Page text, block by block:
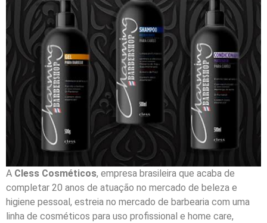
A Cless Cosméticos, empresa brasileira que acaba de
completar 20 anos de atuação no mercado de beleza e
higiene pessoal, estreia no mercado de barbearia com uma
linha de cosméticos para uso profissional e home care,